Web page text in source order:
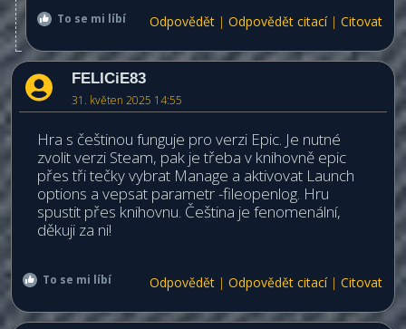
To se mi líbí Odpovědět | Odpovědět citací| Citovat
FELICiE83
31. květen 2025 14:55
Hra s češtinou funguje pro verzi Epic. Je nutné
zvolit verzi Steam, pak je třeba v knihovně epic
přes tři tečky vybrat Manage a aktivovat Launch
options a vepsat parametr -fileopenlog. Hru
spustit přes knihovnu. Čeština je fenomenální,
děkuji za ni!
To se mi líbí Odpovědět | Odpovědět citací| Citovat